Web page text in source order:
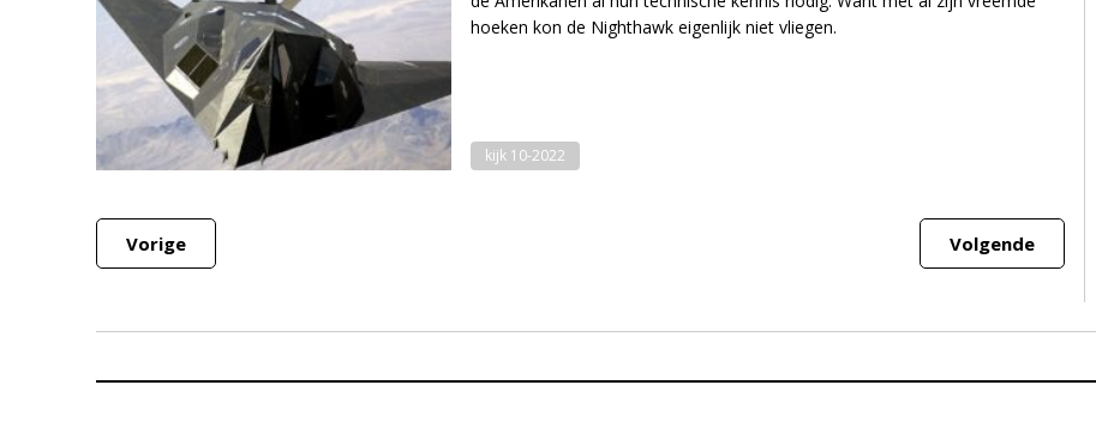
hoeken kon de Nighthawk eigenlijk niet vliegen.
kijk 10-2022
Vorige Volgende